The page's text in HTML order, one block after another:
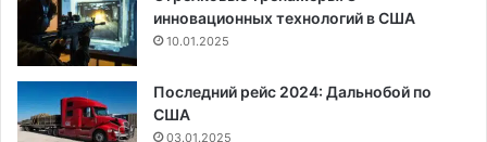
инновационных технологий в США
10.01.2025
Последний рейс 2024: Дальнобой по
США
03.01.2025